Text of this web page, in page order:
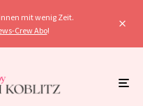
mit wenig Zeit.
Crew Abo!